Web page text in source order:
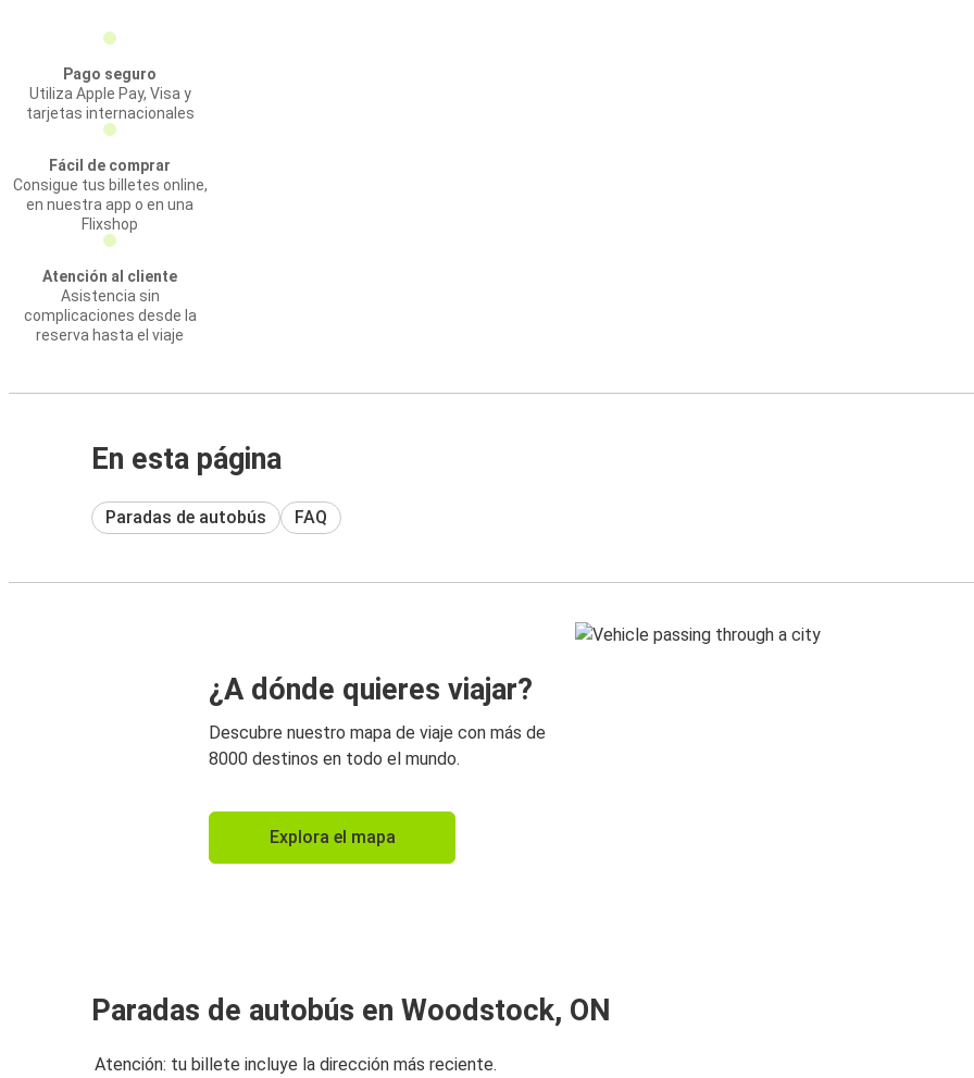
Pago seguro
Utiliza Apple Pay, Visa y
tarjetas internacionales
Fácil de comprar
Consigue tus billetes online,
en nuestra app o en una
Flixshop
Atención al cliente
Asistencia sin
complicaciones desde la
reserva hasta el viaje
En esta página
Paradas de autobús FAQ
¿A dónde quieres viajar?
Descubre nuestro mapa de viaje con más de
8000 destinos en todo el mundo.
Explora el mapa
Paradas de autobús en Woodstock, ON
Atención: tu billete incluye la dirección más reciente.